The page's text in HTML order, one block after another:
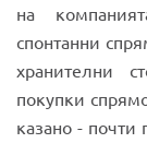
на
спонтанни
хранителни
покупки
казано - почти